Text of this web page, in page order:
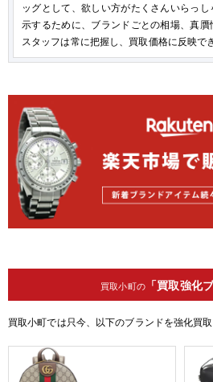
ッグとして、欲しい方がたくさんいらっ
示するために、ブランドごとの相場、真
スタッフは常に把握し、買取価格に反映で
買取小町の「買取強化
買取小町では只今、以下のブランドを強化買取